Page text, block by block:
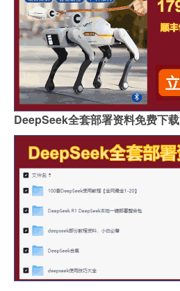
DeepSeek全套部署资料免费下载